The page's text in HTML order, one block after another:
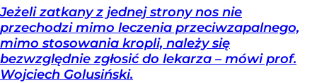
Jeżeli zatkany z jednej strony nos nie
przechodzi mimo leczenia przeciwzapalnego,
mimo stosowania kropli, należy się
bezwzględnie zgłosić do lekarza – mówi prof.
Wojciech Golusiński.